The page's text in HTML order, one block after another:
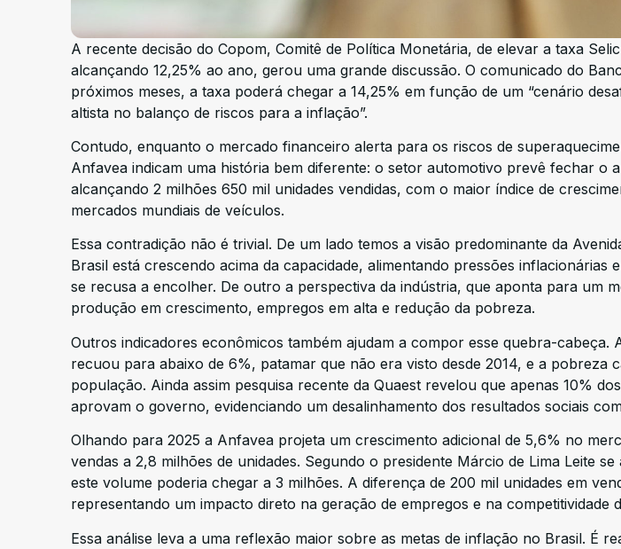
A recente decisão do Copom, Comitê de Política Monetária, de elevar a taxa
alcançando 12,25% ao ano, gerou uma grande discussão. O comunicado do
próximos meses, a taxa poderá chegar a 14,25% em função de um “cenário
altista no balanço de riscos para a inflação”.
Contudo, enquanto o mercado financeiro alerta para os riscos de
Anfavea indicam uma história bem diferente: o setor automotivo prevê fechar o
alcançando 2 milhões 650 mil unidades vendidas, com o maior índice de
mercados mundiais de veículos.
Essa contradição não é trivial. De um lado temos a visão predominante da
Brasil está crescendo acima da capacidade, alimentando pressões inflacionárias
se recusa a encolher. De outro a perspectiva da indústria, que aponta para um
produção em crescimento, empregos em alta e redução da pobreza.
Outros indicadores econômicos também ajudam a compor esse quebra-cabeça.
recuou para abaixo de 6%, patamar que não era visto desde 2014, e a pobreza
população. Ainda assim pesquisa recente da Quaest revelou que apenas 10%
aprovam o governo, evidenciando um desalinhamento dos resultados sociais
Olhando para 2025 a Anfavea projeta um crescimento adicional de 5,6% no
vendas a 2,8 milhões de unidades. Segundo o presidente Márcio de Lima Leite
este volume poderia chegar a 3 milhões. A diferença de 200 mil unidades em
representando um impacto direto na geração de empregos e na competitividade
Essa análise leva a uma reflexão maior sobre as metas de inflação no Brasil. É